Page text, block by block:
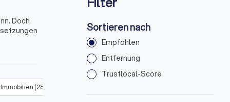
Doch
(283
Sortieren nach
Empfohlen
Entfernung
Trustlocal-Score